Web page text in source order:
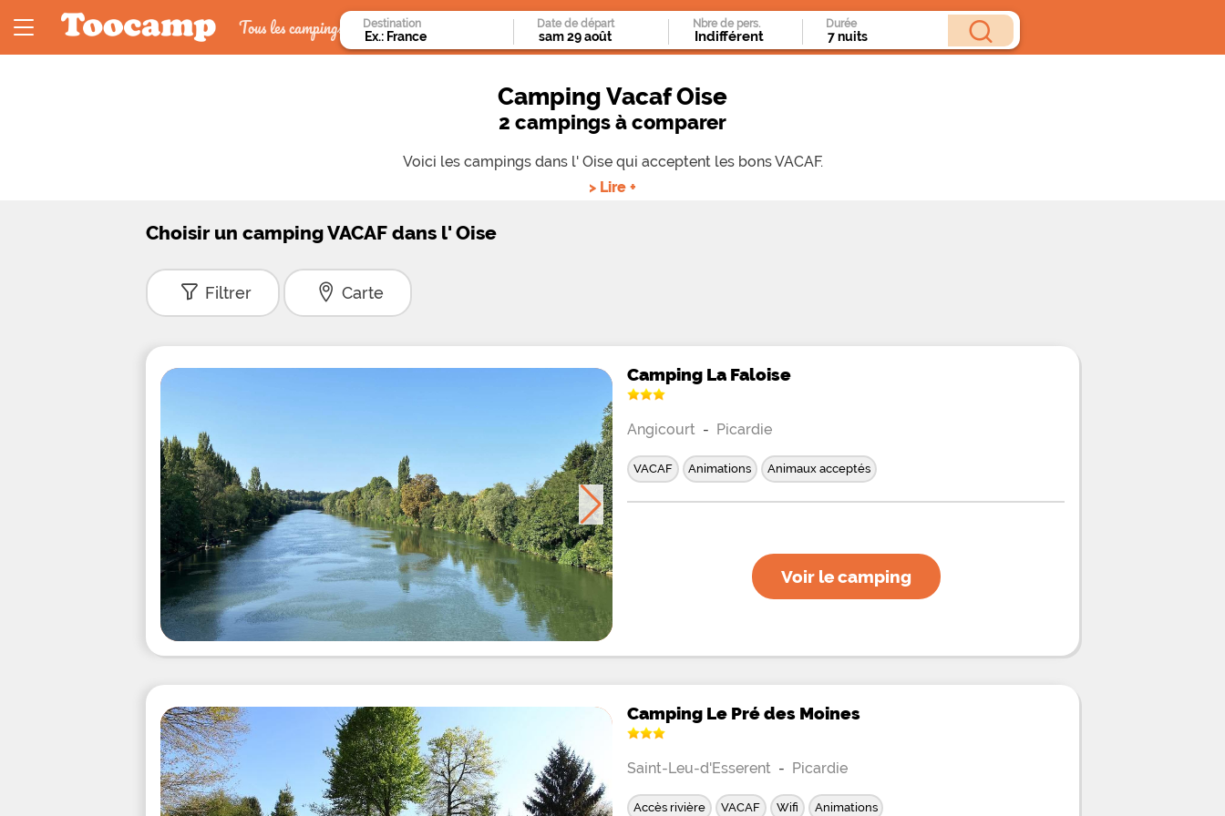
Tous les campings Destination Date de départ Durée
Nbre de pers.
Camping Vacaf Oise
2 campings à comparer
Voici les campings dans l' Oise qui acceptent les bons VACAF.
> Lire +
Choisir un camping VACAF dans l' Oise
Filtrer Carte
Camping La Faloise
Angicourt - Picardie
VACAF Animations Animaux acceptés
Voir le camping
Camping Le Pré des Moines
Saint-Leu-d'Esserent - Picardie
Accès rivière VACAF Wifi Animations